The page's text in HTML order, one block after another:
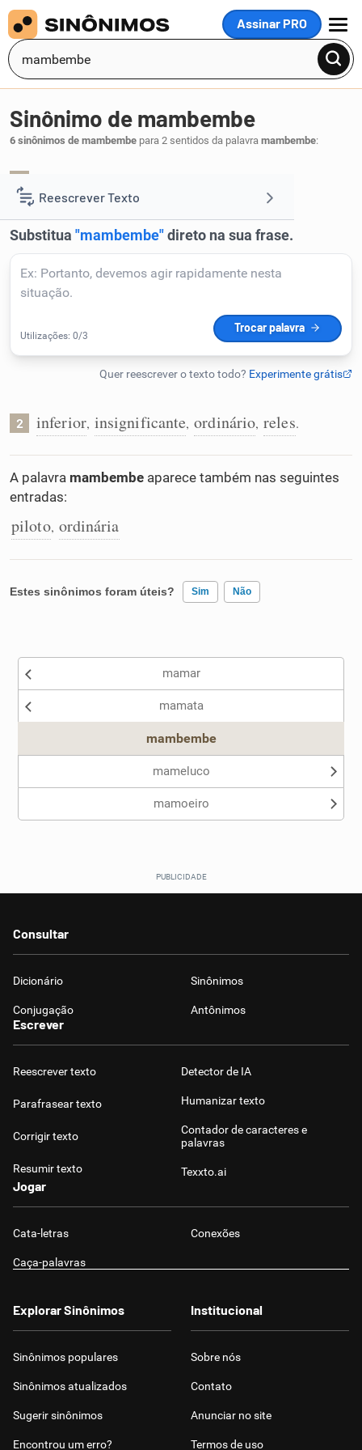
Assinar PRO
MENU
Reescrever Texto
Resumir Texto
Corrigir Texto
Detector de IA
Humanizador de IA
Cata-letras
Caça-palavras
Sinônimo de mambembe
6 sinônimos de mambembe para 2 sentidos da palavra mambembe:
2 inferior, insignificante, ordinário, reles.
A palavra mambembe aparece também nas seguintes
entradas:
piloto, ordinária
Estes sinônimos foram úteis? Sim Não
Nenhum dos sinônimos apresentados me ajudou
mamar
mamata
mambembe
mameluco
mamoeiro
Consultar
Dicionário Sinônimos
Conjugação Antônimos
Escrever
Reescrever texto
Parafrasear texto
Corrigir texto
Resumir texto
Detector de IA
Humanizar texto
Contador de caracteres e
palavras
Texxto.ai
Jogar
Cata-letras Conexões
Caça-palavras
Explorar Sinônimos
Sinônimos populares
Sinônimos atualizados
Sugerir sinônimos
Encontrou um erro?
Institucional
Sobre nós
Contato
Anunciar no site
Termos de uso